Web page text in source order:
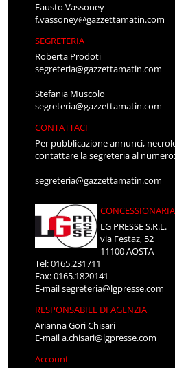
Fausto Vassoney
f.vassoney@gazzettamatin.com
SEGRETERIA
Roberta Prodoti
segreteria@gazzettamatin.com
Stefania Muscolo
segreteria@gazzettamatin.com
CONTATTACI
Per pubblicazione annunci,
contattare la segreteria al
segreteria@gazzettamatin.com
LG PRESSE S.R.L.
via Festaz, 52
11100 AOSTA
Tel: 0165.231711
Fax: 0165.1820141
E-mailsegreteria@lgpresse.com
RESPONSABILE DI AGENZIA
Arianna Gori Chisari
E-maila.chisari@lgpresse.com
Account